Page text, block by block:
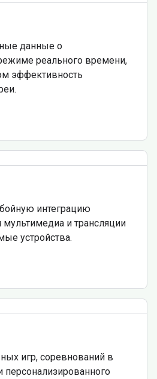
данные о
реального времени,
эффективность
интеграцию
мультимедиа и трансляции
устройства.
игр, соревнований в